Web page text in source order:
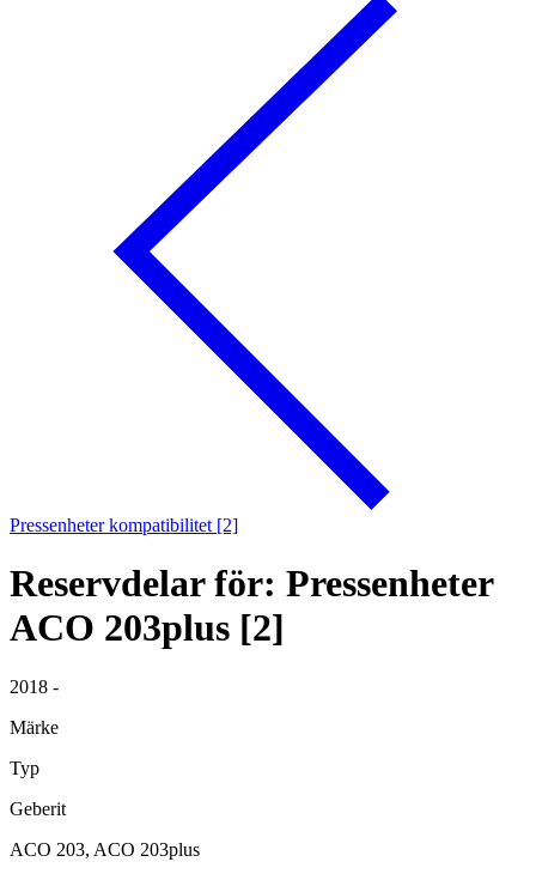
Pressenheter kompatibilitet [2]
Reservdelar för: Pressenheter
ACO 203plus [2]
2018 -
Märke
Typ
Geberit
ACO 203, ACO 203plus